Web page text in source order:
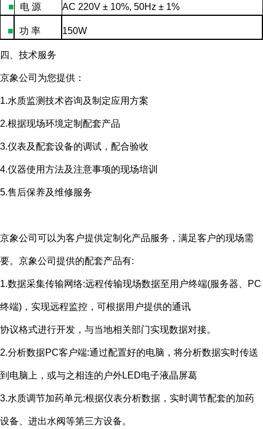
■ 电 源 AC 220V ± 10%, 50Hz ± 1%
■ 功 率 150W
四、技术服务
京象公司为您提供：
1.水质监测技术咨询及制定应用方案
2.根据现场环境定制配套产品
3.仪表及配套设备的调试，配合验收
4.仪器使用方法及注意事项的现场培训
5.售后保养及维修服务
京象公司可以为客户提供定制化产品服务，满足客户的现场需
要。京象公司提供的配套产品有:
1.数据采集传输网络:远程传输现场数据至用户终端(服务器、 PC
终端) ，实现远程监控，可根据用户提供的通讯
协议格式进行开发，与当地相关部门实现数据对接。
2.分析数据PC客户端:通过配置好的电脑，将分析数据实时传送
到电脑上，或与之相连的户外LED电子液晶屏葛
3.水质调节加药单元:根据仪表分析数据，实时调节配套的加药
设备、进出水阀等第三方设备。